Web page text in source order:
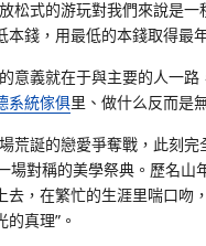
松式的游玩對我們來說是一
錢，用最低的本錢取得最
意義就在于與主要的人一路
系統傢俱里、做什么反而是
荒誕的戀愛爭奪戰，此刻完
場對稱的美學祭典。歷名山
去，在繁忙的生涯里喘口吻
真理”。